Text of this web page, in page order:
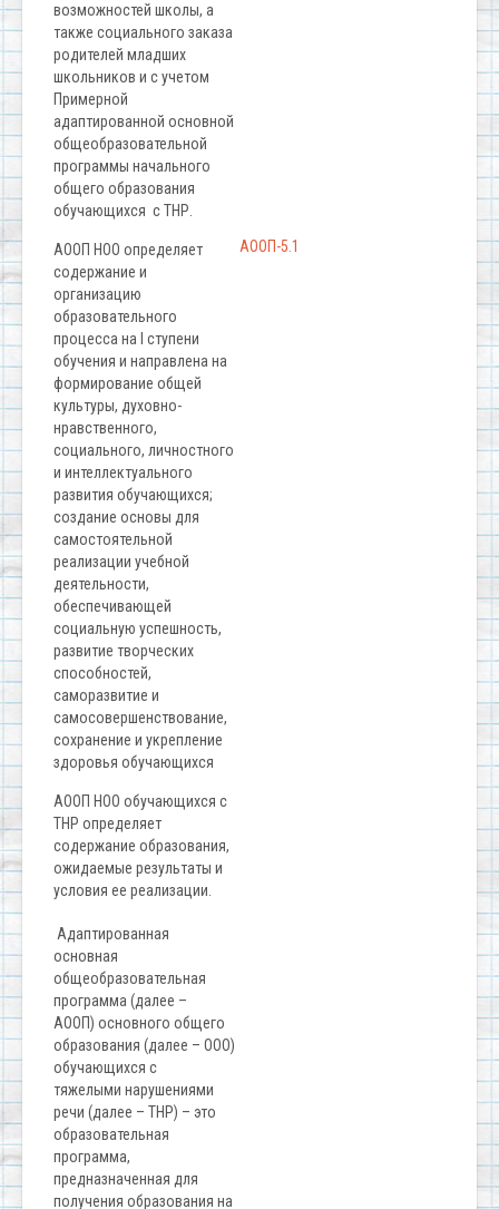
возможностей школы, а
также социального заказа
родителей младших
школьников и с учетом
Примерной
адаптированной основной
общеобразовательной
программы начального
общего образования
обучающихся с ТНР.
АООП НОО определяет
содержание и
организацию
образовательного
процесса на I ступени
обучения и направлена на
формирование общей
культуры, духовно-
нравственного,
социального, личностного
и интеллектуального
развития обучающихся;
создание основы для
самостоятельной
реализации учебной
деятельности,
обеспечивающей
социальную успешность,
развитие творческих
способностей,
саморазвитие и
самосовершенствование,
сохранение и укрепление
здоровья обучающихся
АООП НОО обучающихся с
ТНР определяет
содержание образования,
ожидаемые результаты и
условия ее реализации.
АООП-5.1
Адаптированная
основная
общеобразовательная
программа (далее –
АООП) основного общего
образования (далее – ООО)
обучающихся с
тяжелыми нарушениями
речи (далее – ТНР) – это
образовательная
программа,
предназначенная для
получения образования на